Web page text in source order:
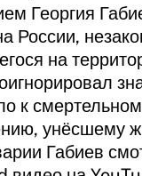
Георгия
России,
на
к
унёсшему
Габиев